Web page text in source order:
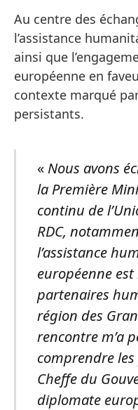
Au centre des
l’assistance
ainsi que
européenne en
contexte marqué
persistants.
« Nous avons
la Première
continu de
RDC,
l’assistance
européenne
partenaires
région des
rencontre m’a
comprendre
Cheffe du
diplomate